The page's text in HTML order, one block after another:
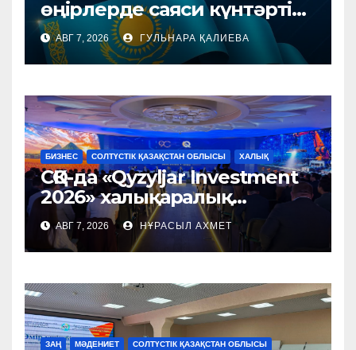
өңірлерде саяси күнтәртібі
қалай түзіледі?
АВГ 7, 2026 ГУЛЬНАРА ҚАЛИЕВА
БИЗНЕС СОЛТҮСТІК ҚАЗАҚСТАН ОБЛЫСЫ ХАЛЫҚ
СҚО-да «Qyzyljar Investment
2026» халықаралық
форумы өтті
АВГ 7, 2026 НҰРАСЫЛ АХМЕТ
ЗАҢ МӘДЕНИЕТ СОЛТҮСТІК ҚАЗАҚСТАН ОБЛЫСЫ